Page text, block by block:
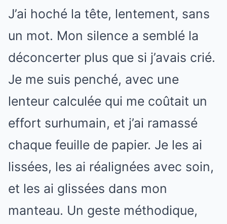
J’ai hoché la tête, lentement, sans
un mot. Mon silence a semblé la
déconcerter plus que si j’avais crié.
Je me suis penché, avec une
lenteur calculée qui me coûtait un
effort surhumain, et j’ai ramassé
chaque feuille de papier. Je les ai
lissées, les ai réalignées avec soin,
et les ai glissées dans mon
manteau. Un geste méthodique,